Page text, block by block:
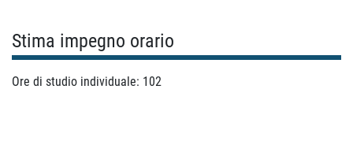
Stima impegno orario
Ore di studio individuale: 102